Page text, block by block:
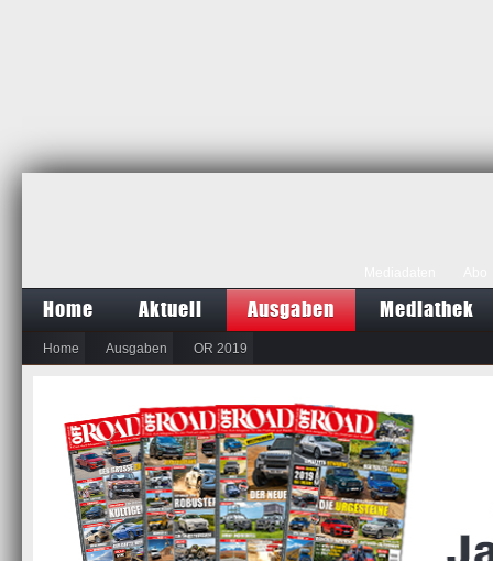
Home Aktuell Ausgaben Mediathek
Home Ausgaben OR 2019